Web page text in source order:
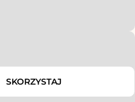
SKORZYSTAJ